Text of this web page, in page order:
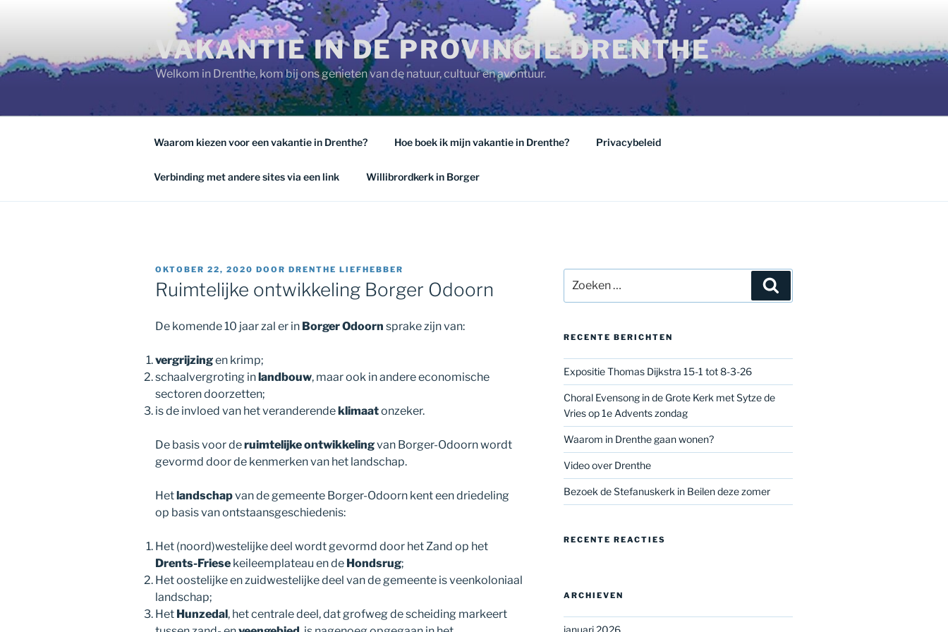
inhoud
VAKANTIE IN DE PROVINCIE DRENTHE
Welkom in Drenthe, kom bij ons genieten van de natuur, cultuur en avontuur.
Waarom kiezen voor een vakantie in Drenthe? Hoe boek ik mijn vakantie in Drenthe? Privacybeleid
Verbinding met andere sites via een link Willibrordkerk in Borger
GEPLAATST
OP
OKTOBER 22, 2020 DOOR DRENTHE LIEFHEBBER
Ruimtelijke ontwikkeling Borger Odoorn
De komende 10 jaar zal er in Borger Odoorn sprake zijn van:
vergrijzingen krimp;
schaalvergroting inlandbouw, maar ook in andere economische
sectoren doorzetten;
is de invloed van het veranderende klimaatonzeker.
De basis voor deruimtelijke ontwikkelingvan Borger-Odoorn wordt
gevormd door de kenmerken van het landschap.
Hetlandschapvan de gemeente Borger-Odoorn kent een driedeling
op basis van ontstaansgeschiedenis:
Het (noord)westelijke deel wordt gevormd door het Zand op het
Drents-Friese keileemplateau en de Hondsrug;
Het oostelijke en zuidwestelijke deel van de gemeente is veenkoloniaal
landschap;
Het Hunzedal, het centrale deel, dat grofweg de scheiding markeert
naar:
RECENTE BERICHTEN
Expositie Thomas Dijkstra 15-1 tot 8-3-26
Choral Evensong in de Grote Kerk met Sytze de
Vries op 1e Advents zondag
Waarom in Drenthe gaan wonen?
Video over Drenthe
Bezoek de Stefanuskerk in Beilen deze zomer
RECENTE REACTIES
ARCHIEVEN